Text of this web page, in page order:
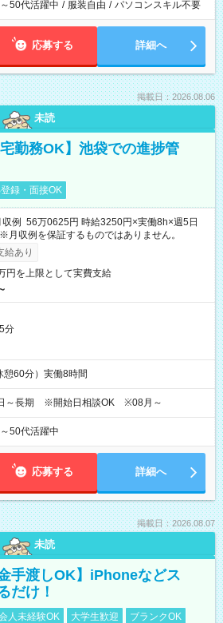
50代活躍中 / 服装自由 / パソコンスキル不要
応募する 詳細へ
掲載日：2026.08.06
未読
勤務OK】池袋での進捗管
録・面接OK
例 56万0625円 時給3250円×実働8h×週5日
収例を保証するものではありません。
給あり
円を上限として実費支給
分
憩60分）実働8時間
～長期 ※開始日相談OK ※08月～
50代活躍中
応募する 詳細へ
掲載日：2026.08.07
未読
手渡しOK】iPhoneなどス
だけ！
人未経験OK 大学生歓迎 ブランクOK